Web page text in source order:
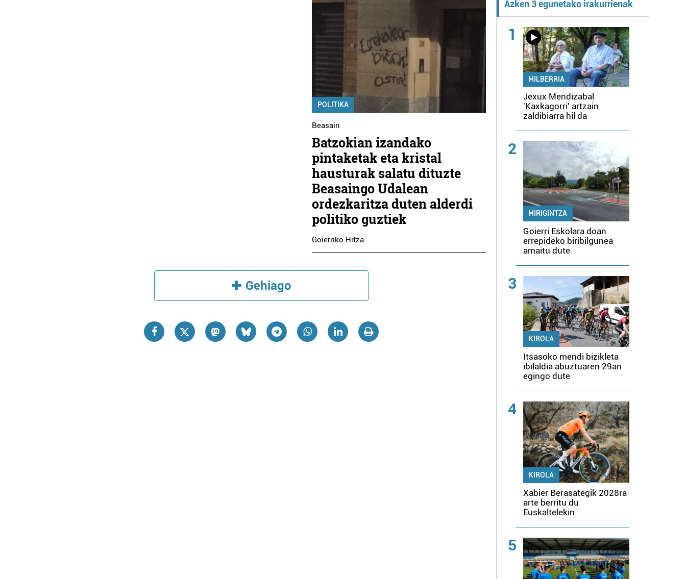
POLITIKA
Beasain
Batzokian izandako
pintaketak eta kristal
hausturak salatu dituzte
Beasaingo Udalean
ordezkaritza duten alderdi
politiko guztiek
Goierriko Hitza
Gehiago
Azken 3 egunetako irakurrienak
1
HILBERRIA
Jexux Mendizabal
'Kaxkagorri' artzain
zaldibiarra hil da
2
HIRIGINTZA
Goierri Eskolara doan
errepideko biribilgunea
amaitu dute
3
KIROLA
Itsasoko mendi bizikleta
ibilaldia abuztuaren 29an
egingo dute
4
KIROLA
Xabier Berasategik 2028ra
arte berritu du
Euskaltelekin
5